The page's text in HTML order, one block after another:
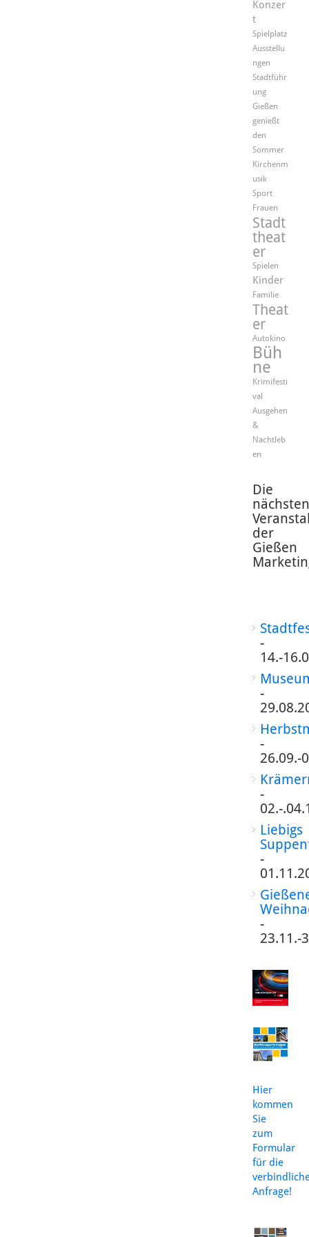
Konzer
t
Spielplatz
Ausstellu
ngen
Stadtführ
ung
Gießen
genießt
den
Sommer
Kirchenm
usik
Sport
Frauen
Stadt
theat
er
Spielen
Kinder
Familie
Theat
er
Autokino
Büh
ne
Krimifesti
val
Ausgehen
&
Nachtleb
en
Die
nächsten
der
Gießen
-
14.-
-
-
26.09.-
-
02.-
Liebigs
-
-
23.11.-
Hier
kommen
Sie
zum
Formular
für die
Anfrage!